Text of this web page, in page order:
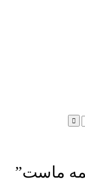
ماست”